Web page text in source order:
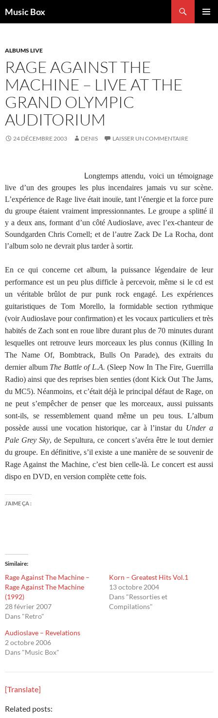
auMusic Box
ALBUMS LIVE
RAGE AGAINST THE
MACHINE – LIVE AT THE
GRAND OLYMPIC
AUDITORIUM
24 DÉCEMBRE 2003 DENIS LAISSER UN COMMENTAIRE
Longtemps attendu, voici un témoignage
live d’un des groupes les plus incendaires jamais vu sur scène.
L’expérience de Rage live était inouïe, tant l’énergie et la force pure
du groupe étaient vraiment impressionnantes. Le groupe a splitté il
y a deux ans, formant d’un côté Audioslave, avec l’ex-chanteur de
Soundgarden Chris Cornell; et de l’autre Zack De La Rocha, dont
l’album solo ne devrait plus tarder à sortir.
En ce qui concerne cet album, la puissance légendaire de leur
performance est un peu plus difficle à percevoir, même si le cd est
un véritable brûlot de pur punk rock engagé. Les expériences
guitaristiques de Tom Morello, la formidable section rythmique
(voir Audioslave pour confirmation) et les vocaux particuliers et très
habités de Zach sont en roue libre durant plus de 70 minutes durant
lesquelles ont retrouve leurs morceaux les plus connus (Killing In
The Name Of, Bombtrack, Bulls On Parade), des extraits du
dernier album The Battle of L.A. (Sleep Now In The Fire, Guerrilla
Radio) ainsi que des reprises bien senties (dont Kick Out The Jams,
du MC5). Néanmoins, et c’était déjà le principal défaut de Rage, on
ne peut s’empêcher de penser que les morceaux, aussi puissants
sont-ils, se ressemblement quand même un peu tous. L’album
possède aussi une vocation historique, car à l’instar du Under a
Pale Grey Sky, de Sepultura, ce concert s’avéra être le tout dernier
du groupe. En définitive, s’il existe a une manière de se souvenir de
Rage Against the Machine, c’est bien celle-là. Le concert est aussi
dispo en DVD, en version complète cette fois.
J’AIME ÇA :
Similaire
Rage Against The Machine –
Rage Against The Machine
(1992)
28 février 2007
Dans "Retro"
Korn – Greatest Hits Vol.1
13 octobre 2004
Dans "Ressorties et
Compilations"
Audioslave – Revelations
2 octobre 2006
Dans "Music Box"
[Translate]
Related posts: